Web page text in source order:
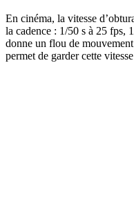
En cinéma, la vitesse
la cadence : 1/50 s à 25 fps,
donne un flou de
permet de garder cette